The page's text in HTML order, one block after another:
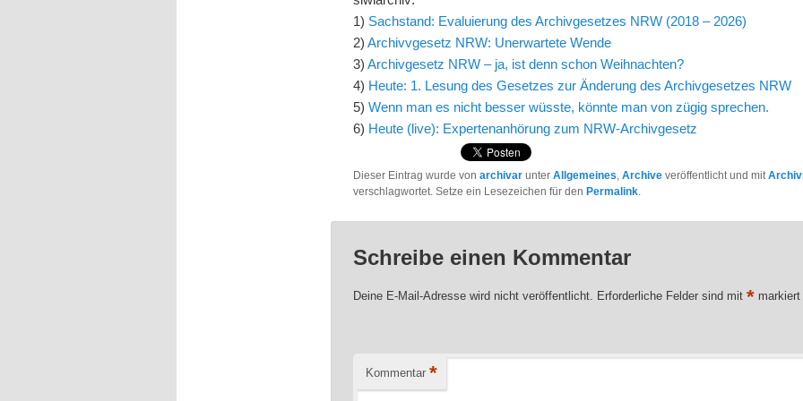
1) Sachstand: Evaluierung des Archivgesetzes NRW (2018 – 2026)
2)Archivvgesetz NRW: Unerwartete Wende
3)Archivgesetz NRW – ja, ist denn schon Weihnachten?
4) Heute: 1. Lesung des Gesetzes zur Änderung des Archivgesetzes NRW
5)Wenn man es nicht besser wüsste, könnte man von zügig sprechen.
6) Heute (live): Expertenanhörung zum NRW-Archivgesetz
Dieser Eintrag wurde vonarchivar unterAllgemeines,Archive veröffentlicht und mit
verschlagwortet. Setze ein Lesezeichen für den Permalink.
Schreibe einen Kommentar
Deine E-Mail-Adresse wird nicht veröffentlicht. Erforderliche Felder sind mit* markiert
Kommentar *